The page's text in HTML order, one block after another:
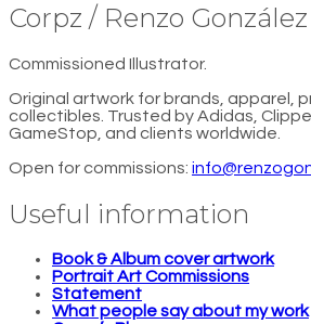
Corpz / Renzo González
Commissioned Illustrator.
Original artwork for brands, apparel,
collectibles. Trusted by Adidas,
GameStop, and clients worldwide.
Open for commissions:
Useful information
Book & Album cover artwork
Portrait Art Commissions
Statement
What people say about my work